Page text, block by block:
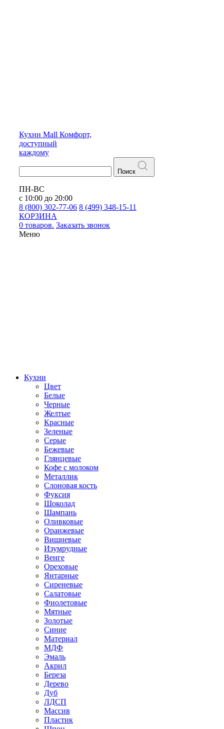
Кухни Mall Комфорт,
доступный
каждому
Поиск
ПН-ВС
с 10:00 до 20:00
8 (800) 302-77-06 8 (499) 348-15-11
КОРЗИНА
0 товаров. Заказать звонок
Меню
Кухни
Цвет
Белые
Черные
Желтые
Красные
Зеленые
Серые
Бежевые
Глянцевые
Кофе с молоком
Металлик
Слоновая кость
Фуксия
Шоколад
Шампань
Оливковые
Оранжевые
Вишневые
Изумрудные
Венге
Ореховые
Янтарные
Сиреневые
Салатовые
Фиолетовые
Мятные
Золотые
Синие
Материал
МДФ
Эмаль
Акрил
Береза
Дерево
Дуб
ЛДСП
Массив
Пластик